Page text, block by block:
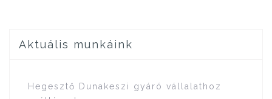
Aktuális munkáink
Hegesztő Dunakeszi gyáró vállalathoz